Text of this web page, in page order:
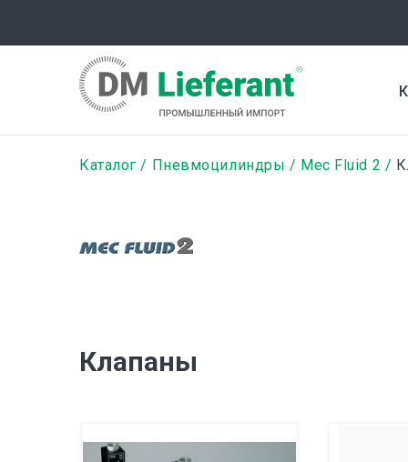
содержанию
Строка
Каталог Пневмоцилиндры Mec Fluid 2
Клапаны